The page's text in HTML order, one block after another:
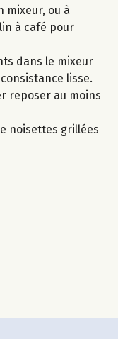
mixeur, ou à
à café pour
dans le mixeur
lisse.
reposer au moins
noisettes grillées